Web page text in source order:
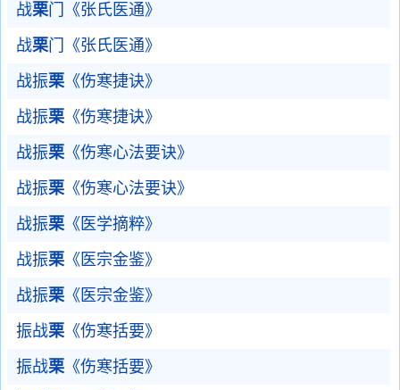
战栗门《张氏医通》
战栗门《张氏医通》
战振栗《伤寒捷诀》
战振栗《伤寒捷诀》
战振栗《伤寒心法要诀》
战振栗《伤寒心法要诀》
战振栗《医学摘粹》
战振栗《医宗金鉴》
战振栗《医宗金鉴》
振战栗《伤寒括要》
振战栗《伤寒括要》